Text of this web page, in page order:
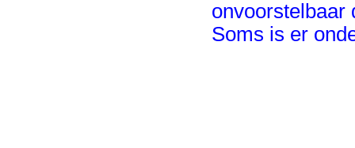
onvoorstelbaar
Soms is er